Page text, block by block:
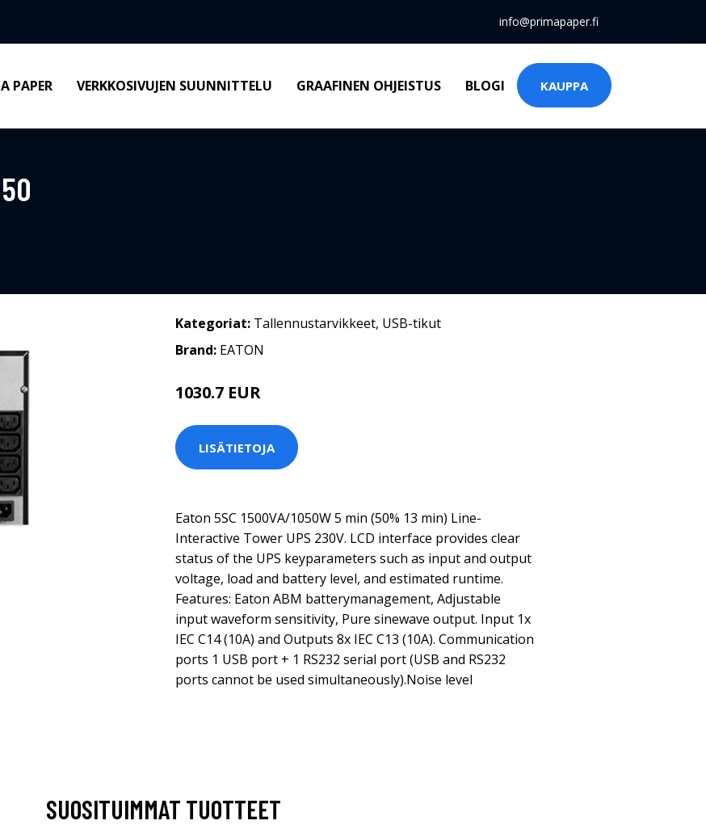
info@primapaper.fi
PAPER VERKKOSIVUJEN SUUNNITTELU GRAAFINEN OHJEISTUS BLOGI KAUPPA
Kategoriat: Tallennustarvikkeet, USB-tikut
Brand: EATON
1030.7 EUR
LISÄTIETOJA
Eaton 5SC 1500VA/1050W 5 min (50% 13 min) Line-
Interactive Tower UPS 230V. LCD interface provides clear
status of the UPS keyparameters such as input and output
voltage, load and battery level, and estimated runtime.
Features: Eaton ABM batterymanagement, Adjustable
input waveform sensitivity, Pure sinewave output. Input 1x
IEC C14 (10A) and Outputs 8x IEC C13 (10A). Communication
ports 1 USB port + 1 RS232 serial port (USB and RS232
ports cannot be used simultaneously).Noise level
SUOSITUIMMAT TUOTTEET